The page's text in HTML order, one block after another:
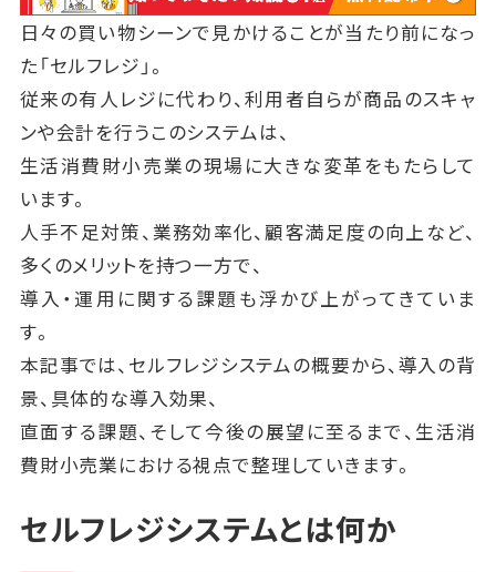
日々の買い物シーンで見かけることが当たり前になっ
た「セルフレジ」。
従来の有人レジに代わり、利用者自らが商品のスキャ
ンや会計を行うこのシステムは、
生活消費財小売業の現場に大きな変革をもたらして
います。
人手不足対策、業務効率化、顧客満足度の向上など、
多くのメリットを持つ一方で、
導入・運用に関する課題も浮かび上がってきていま
す。
本記事では、セルフレジシステムの概要から、導入の背
景、具体的な導入効果、
直面する課題、そして今後の展望に至るまで、生活消
費財小売業における視点で整理していきます。
セルフレジシステムとは何か